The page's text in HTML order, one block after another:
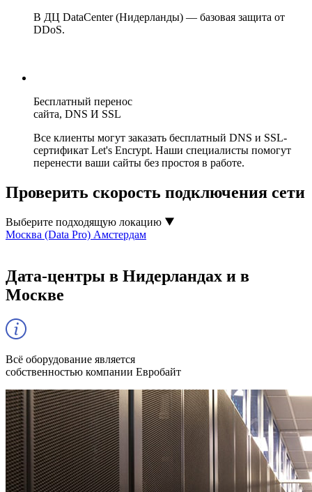
В ДЦ DataCenter (Нидерланды) — базовая защита от
DDoS.
Бесплатный перенос
сайта, DNS И SSL
Все клиенты могут заказать бесплатный DNS и SSL-
сертификат Let's Encrypt. Наши специалисты помогут
перенести ваши сайты без простоя в работе.
Проверить скорость подключения сети
Выберите подходящую локацию
Москва (Data Pro) Амстердам
Дата-центры в Нидерландах и в
Москве
Всё оборудование является
собственностью компании Евробайт